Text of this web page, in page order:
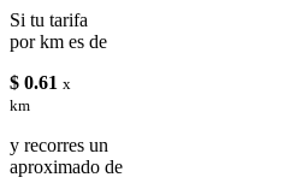
Si tu tarifa
por km es de
$ 0.61 x
km
y recorres un
aproximado de